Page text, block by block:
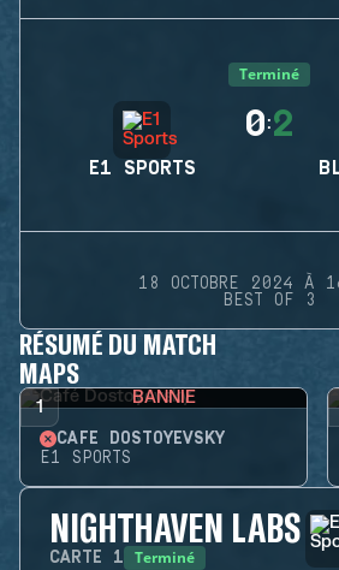
Terminé
E1 SPORTS
0:2
18 OCTOBRE 2024 À
BEST OF 3
RÉSUMÉ DU MATCH
MAPS
1 BANNIE
CAFÉ DOSTOYEVSKY
E1 SPORTS
NIGHTHAVEN LABS
CARTE 1 Terminé